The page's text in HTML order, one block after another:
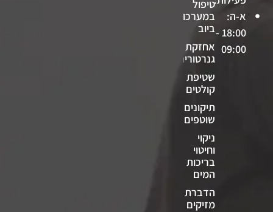
א-ה:
18:00 -
09:00
טיפול
במערכות
ביוב
אחזקת
גנרטורים
שטיפת
קולטים
תיקונים
שוטפים
ניקוי
וחיטוי
בריכות
המים
הדברת
מזיקים